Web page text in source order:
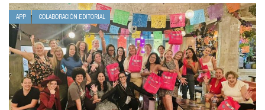
APP COLABORACIÓN EDITORIAL